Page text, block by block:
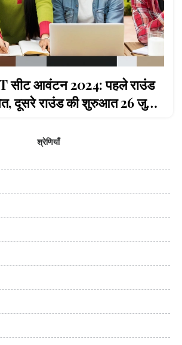
सीट आवंटन 2024: पहले राउंड
दूसरे राउंड की शुरुआत 26 जुलाई
श्रेणियाँ